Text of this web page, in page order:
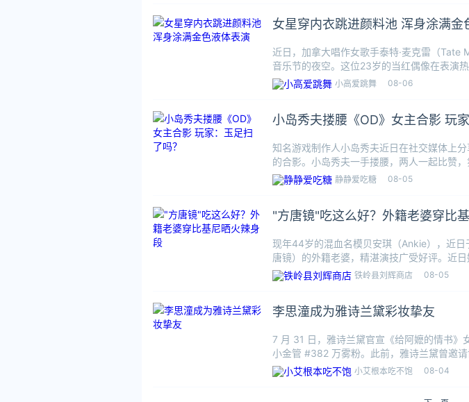
女星穿内衣跳进颜料池 浑身涂满金
近日，加拿大唱作女歌手泰特·麦克雷（Tate
音乐节的夜空。这位23岁的当红偶像在表演
小高爱跳舞 08-06
小岛秀夫搂腰《OD》女主合影 玩
知名游戏制作人小岛秀夫近日在社交媒体上
的合影。小岛秀夫一手搂腰，两人一起比赞
静静爱吃糖 08-05
"方唐镜"吃这么好？外籍老婆穿比
现年44岁的混血名模贝安琪（Ankie），近
唐镜）的外籍老婆，精湛演技广受好评。近
铁岭县刘辉商店 08-05
李思潼成为雅诗兰黛彩妆挚友
7 月 31 日，雅诗兰黛官宣《给阿嬷的情书》
小金管 #382 万雾粉。此前，雅诗兰黛曾邀
为其
小艾根本吃不饱 08-04